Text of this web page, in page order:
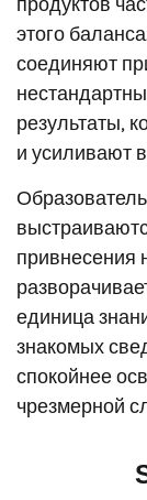
этого
соединяют
результаты,
и усиливают
привнесения
единица
знакомых
спокойнее
чрезмерной